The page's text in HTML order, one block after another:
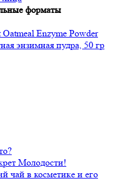
форматы
Enzyme Powder
энзимная пудра, 50 гр
Молодости!
чай в косметике и его